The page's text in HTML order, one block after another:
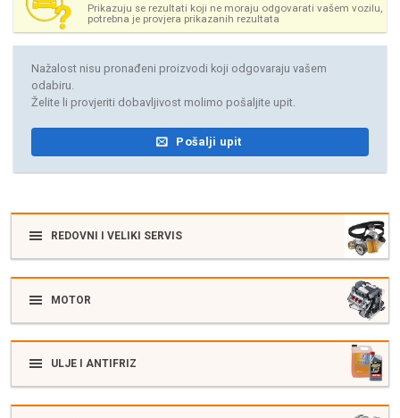
Prikazuju se rezultati koji ne moraju odgovarati vašem vozilu,
potrebna je provjera prikazanih rezultata
Nažalost nisu pronađeni proizvodi koji odgovaraju vašem
odabiru.
Želite li provjeriti dobavljivost molimo pošaljite upit.
Pošalji upit
REDOVNI I VELIKI SERVIS
MOTOR
ULJE I ANTIFRIZ